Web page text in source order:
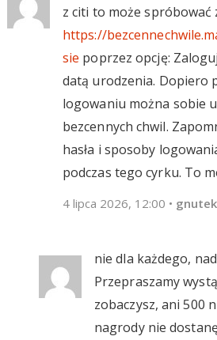
z citi to może spróbować
https://
sie poprzez opcję:
datą urodzenia. Dopiero
logowaniu można sobie
bezcennych chwil.
hasła i sposoby
podczas tego cyrku. To
4 lipca 2026, 12:00 • gnutek
nie dla każdego,
Przepraszamy
zobaczysz, ani 500
nagrody nie